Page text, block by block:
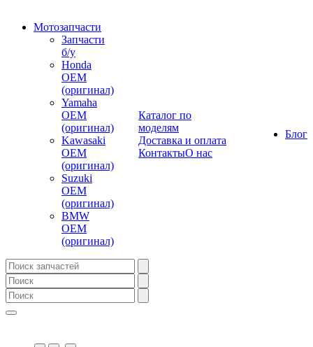
Мотозапчасти
Запчасти
б/у
Honda
OEM
(оригинал)
Yamaha
OEM
(оригинал)
Kawasaki
OEM
(оригинал)
Suzuki
OEM
(оригинал)
BMW
OEM
(оригинал)
Каталог по
моделям
Доставка и оплата
КонтактыО нас
Блог